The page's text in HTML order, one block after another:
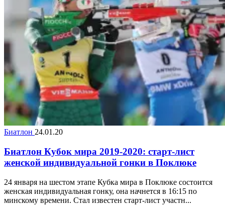
Биатлон 24.01.20
Биатлон Кубок мира 2019-2020: старт-лист
женской индивидуальной гонки в Поклюке
24 января на шестом этапе Кубка мира в Поклюке состоится
женская индивидуальная гонку, она начнется в 16:15 по
минскому времени. Стал известен старт-лист участн...